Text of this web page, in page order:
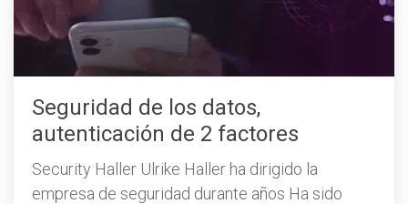
Seguridad de los datos,
autenticación de 2 factores
Security Haller Ulrike Haller ha dirigido la
empresa de seguridad durante años Ha sido